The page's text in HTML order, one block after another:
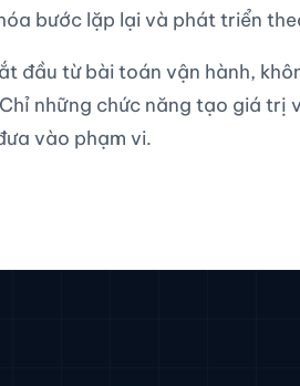
bước lặp lại và phát triển
đầu từ bài toán vận hành,
những chức năng tạo giá trị
vào phạm vi.